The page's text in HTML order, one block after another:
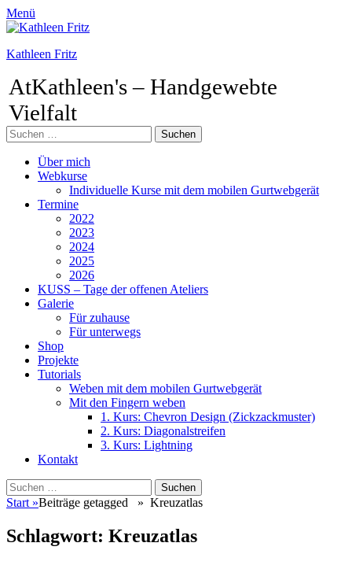
Menü
Kathleen Fritz
AtKathleen's – Handgewebte
Vielfalt
Suchen
nach:
Primäres
Menü
Zum
Inhalt
Über mich
Webkurse
Individuelle Kurse mit dem mobilen Gurtwebgerät
Termine
2022
2023
2024
2025
2026
KUSS – Tage der offenen Ateliers
Galerie
Für zuhause
Für unterwegs
Shop
Projekte
Tutorials
Weben mit dem mobilen Gurtwebgerät
Mit den Fingern weben
1. Kurs: Chevron Design (Zickzackmuster)
2. Kurs: Diagonalstreifen
3. Kurs: Lightning
Kontakt
Suchen
Suchen
nach:
Start »Beiträge getagged » Kreuzatlas
Schlagwort: Kreuzatlas